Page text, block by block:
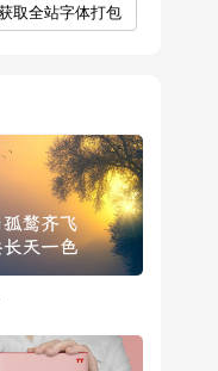
取全站字体打包